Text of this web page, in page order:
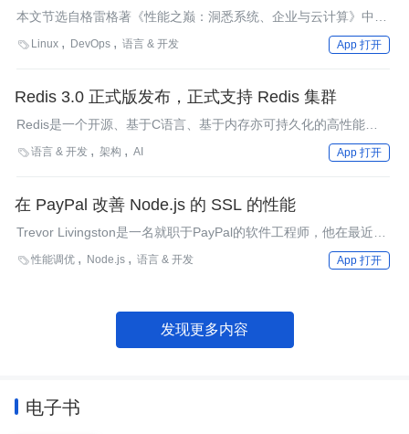
本文节选自格雷格著《性能之巅：洞悉系统、企业与云计算》中第
10.6节，介绍了其中Linux部分网络性能分析工具的使用方法。
 Linux DevOps 语言 & 开发 App 打开
Redis 3.0 正式版发布，正式支持 Redis 集群
Redis是一个开源、基于C语言、基于内存亦可持久化的高性能
NoSQL数据库，同时，它还提供了多种语言的API。近日，经过6
个RC版本后，Redis 3.0正式版终于发布了。Redis 3.0的最重要新
稳定性等方面都有了重大提高。
语言 & 开发 架构 AI App 打开
在 PayPal 改善 Node.js 的 SSL 的性能
Trevor Livingston是一名就职于PayPal的软件工程师，他在最近的
一篇帖子里概括了一些改善Node.js出站SSL性能的建议。
性能调优 Node.js 语言 & 开发 App 打开
发现更多内容
电子书